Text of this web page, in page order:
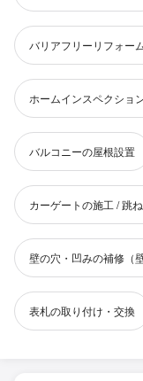
バリアフリーリフォー
ホームインスペクショ
バルコニーの屋根設置
カーゲートの施工 / 跳
壁の穴・凹みの補修（
表札の取り付け・交換